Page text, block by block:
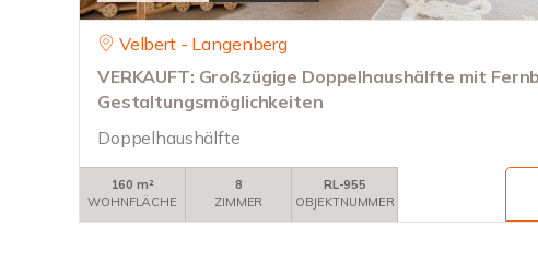
Velbert - Langenberg
VERKAUFT: Großzügige Doppelhaushälfte mit
Gestaltungsmöglichkeiten
Doppelhaushälfte
160 m²
WOHNFLÄCHE
8
ZIMMER
RL-955
OBJEKTNUMMER